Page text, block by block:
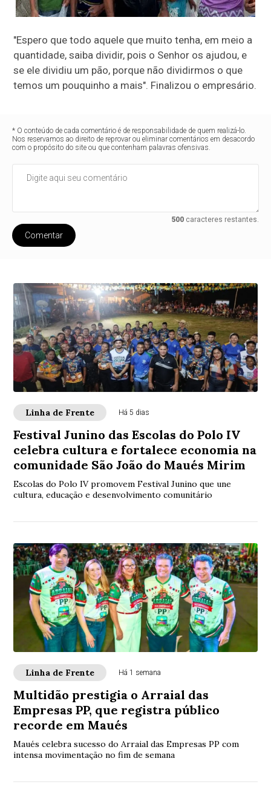
"Espero que todo aquele que muito tenha, em meio a
quantidade, saiba dividir, pois o Senhor os ajudou, e
se ele dividiu um pão, porque não dividirmos o que
temos um pouquinho a mais". Finalizou o empresário.
* O conteúdo de cada comentário é de responsabilidade de quem realizá-lo.
Nos reservamos ao direito de reprovar ou eliminar comentários em desacordo
com o propósito do site ou que contenham palavras ofensivas.
500caracteres restantes.
Comentar
Linha de Frente Há 5 dias
Festival Junino das Escolas do Polo IV
celebra cultura e fortalece economia na
comunidade São João do Maués Mirim
Escolas do Polo IV promovem Festival Junino que une
cultura, educação e desenvolvimento comunitário
Linha de Frente Há 1 semana
Multidão prestigia o Arraial das
Empresas PP, que registra público
recorde em Maués
Maués celebra sucesso do Arraial das Empresas PP com
intensa movimentação no fim de semana